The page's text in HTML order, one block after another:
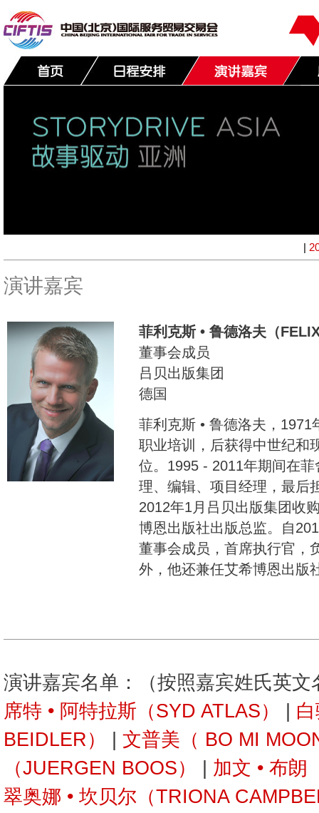
|
演讲嘉宾
菲利克斯 • 鲁德洛夫（
董事会成员
吕贝出版集团
德国
菲利克斯 • 鲁德洛夫，
职业培训，后获得中世纪和
位。1995 - 2011年期间在
理、编辑、项目经理，最后
2012年1月吕贝出版集团收
博恩出版社出版总监。自
董事会成员，首席执行官，
外，他还兼任艾希博恩出版
演讲嘉宾名单：（按照嘉宾姓氏英文
席特 • 阿特拉斯（SYD ATLAS）
BEIDLER）
文普美（ BO MI
（JUERGEN BOOS）
加文 • 布朗
翠奥娜 • 坎贝尔（TRIONA